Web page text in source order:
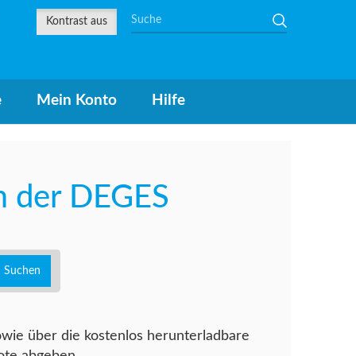
Kontrast aus
Mein Konto Hilfe
DEGES
Suchen
über die kostenlos herunterladbare